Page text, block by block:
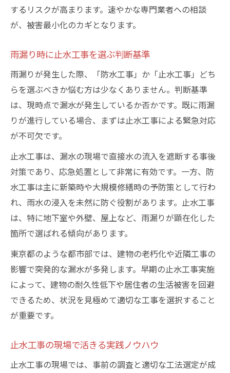
するリスクが高まります。速やかな専門業者への相談
が、被害最小化のカギとなります。
雨漏り時に止水工事を選ぶ判断基準
雨漏りが発生した際、「防水工事」か「止水工事」どち
らを選ぶべきか悩む方は少なくありません。判断基準
は、現時点で漏水が発生しているか否かです。既に雨漏
りが進行している場合、まずは止水工事による緊急対応
が不可欠です。
止水工事は、漏水の現場で直接水の流入を遮断する事後
対策であり、応急処置として非常に有効です。一方、防
水工事は主に新築時や大規模修繕時の予防策として行わ
れ、雨水の浸入を未然に防ぐ役割があります。止水工事
は、特に地下室や外壁、屋上など、雨漏りが顕在化した
箇所で選ばれる傾向があります。
東京都のような都市部では、建物の老朽化や近隣工事の
影響で突発的な漏水が多発します。早期の止水工事実施
によって、建物の耐久性低下や居住者の生活被害を回避
できるため、状況を見極めて適切な工事を選択すること
が重要です。
止水工事の現場で活きる実践ノウハウ
止水工事の現場では、事前の調査と適切な工法選定が成